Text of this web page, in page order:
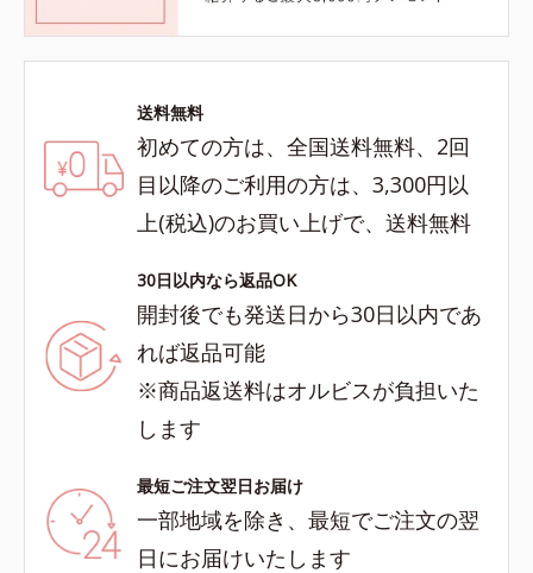
送料無料
初めての方は、全国送料無料、2回
目以降のご利用の方は、3,300円以
上(税込)のお買い上げで、送料無料
30日以内なら返品OK
開封後でも発送日から30日以内であ
れば返品可能
※商品返送料はオルビスが負担いた
します
最短ご注文翌日お届け
一部地域を除き、最短でご注文の翌
日にお届けいたします